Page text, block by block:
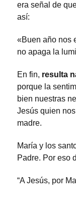
era señal de
así:
«Buen año nos
no apaga la
En fin, resulta
porque la
bien nuestras
Jesús quien
madre.
María y los
Padre. Por eso
“A Jesús, por